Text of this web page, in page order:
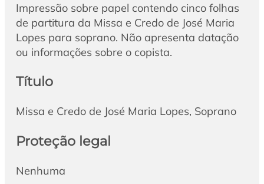
Impressão sobre papel contendo cinco folhas
de partitura da Missa e Credo de José Maria
Lopes para soprano. Não apresenta datação
ou informações sobre o copista.
Título
Missa e Credo de José Maria Lopes, Soprano
Proteção legal
Nenhuma